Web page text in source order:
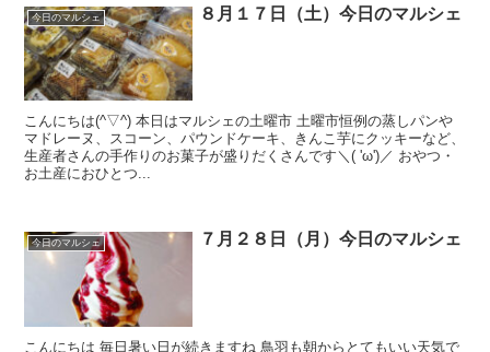
今日のマルシェ ８月１７日（土）今日のマルシェ
こんにちは(^▽^) 本日はマルシェの土曜市 土曜市恒例の蒸しパンや
マドレーヌ、スコーン、パウンドケーキ、きんこ芋にクッキーなど、
生産者さんの手作りのお菓子が盛りだくさんです＼( 'ω')／ おやつ・
お土産におひとつ...
今日のマルシェ ７月２８日（月）今日のマルシェ
こんにちは 毎日暑い日が続きますね 鳥羽も朝からとてもいい天気で